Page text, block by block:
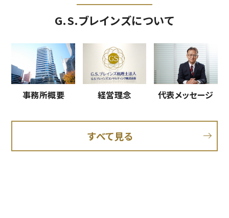
G.S.ブレインズについて
事務所概要 経営理念 代表メッセージ
すべて見る